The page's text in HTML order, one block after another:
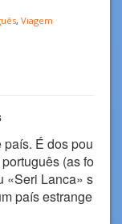
, Viagem
É dos pou
(as fo
«Seri Lanca» s
país estrange